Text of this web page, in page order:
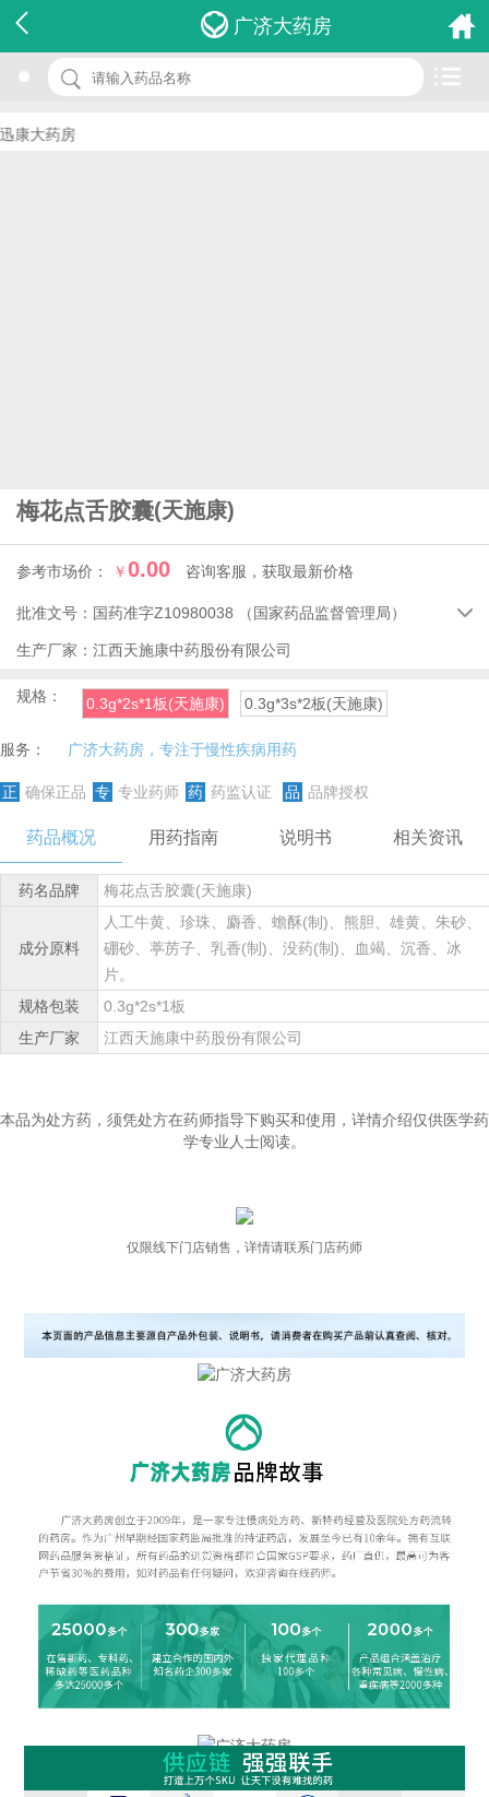
广济大药房
大药房
梅花点舌胶囊(天施康)
参考市场价： ￥0.00 咨询客服，获取最新价格
名 称：梅花点舌胶囊
品 牌：(天施康)
批准文号： 国药准字Z10980038 （国家药品监督管理局） 
生产厂家： 江西天施康中药股份有限公司
规格： 0.3g*2s*1板(天施康) 0.3g*3s*2板(天施康)
服务： 广济大药房，专注于慢性疾病用药
正 确保正品 专 专业药师 药 药监认证 品 品牌授权
药品概况 用药指南 说明书 相关资讯
药名品牌 梅花点舌胶囊(天施康)
成分原料
人工牛黄、珍珠、麝香、蟾酥(制)、熊胆、雄黄、朱砂、
硼砂、葶苈子、乳香(制)、没药(制)、血竭、沉香、冰
片。
规格包装
0.3g*2s*1板
生产厂家
江西天施康中药股份有限公司
本品为处方药，须凭处方在药师指导下购买和使用，详情介绍仅供医学药
学专业人士阅读。
仅限线下门店销售，详情请联系门店药师